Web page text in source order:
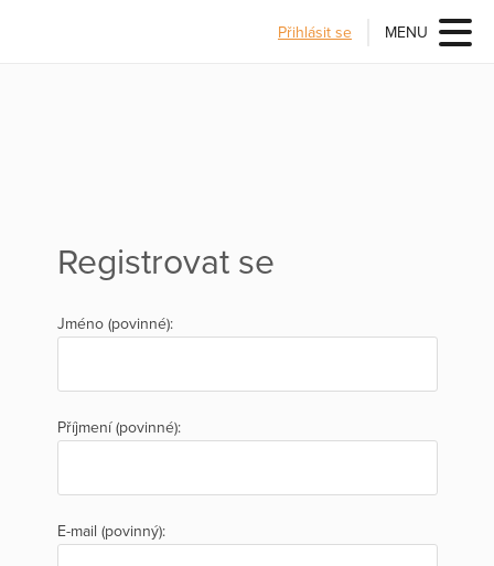
Přihlásit se MENU
Registrovat se
Jméno (povinné):
Příjmení (povinné):
E-mail (povinný):